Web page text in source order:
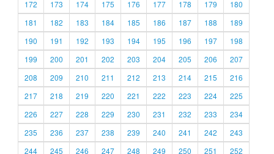
172
173 174 175 176 177 178 179
180
181
182 183 184 185 186 187 188
189
190
191 192 193 194 195 196 197
198
199
200 201 202 203 204 205 206
207
208
209 210 211 212 213 214 215
216
217
218 219 220 221 222 223 224
225
226
227 228 229 230 231 232 233
234
235
236 237 238 239 240 241 242
243
244
245 246 247 248 249 250 251 252